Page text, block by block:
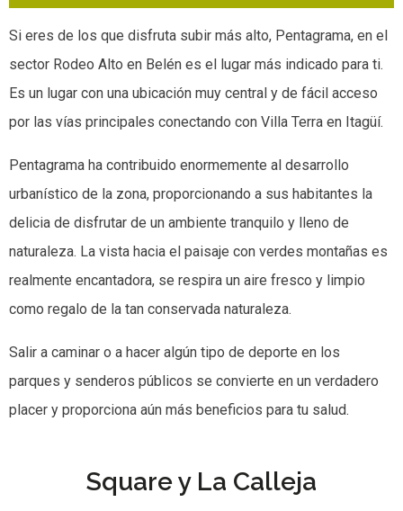
Si eres de los que disfruta subir más alto, Pentagrama, en el
sector Rodeo Alto en Belén es el lugar más indicado para ti.
Es un lugar con una ubicación muy central y de fácil acceso
por las vías principales conectando con Villa Terra en Itagüí.
Pentagrama ha contribuido enormemente al desarrollo
urbanístico de la zona, proporcionando a sus habitantes la
delicia de disfrutar de un ambiente tranquilo y lleno de
naturaleza. La vista hacia el paisaje con verdes montañas es
realmente encantadora, se respira un aire fresco y limpio
como regalo de la tan conservada naturaleza.
Salir a caminar o a hacer algún tipo de deporte en los
parques y senderos públicos se convierte en un verdadero
placer y proporciona aún más beneficios para tu salud.
Square y La Calleja